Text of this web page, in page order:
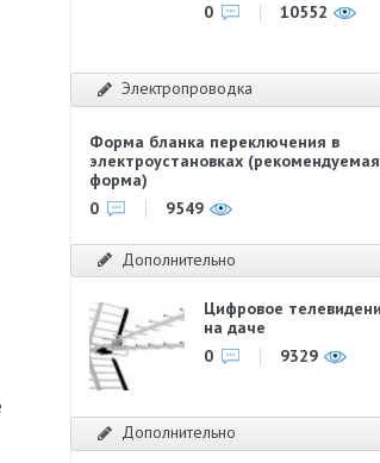
0
10552
Электропроводка
Форма бланка переключения в
электроустановках (рекомендуемая
форма)
0
9549
Дополнительно
Цифровое
на даче
0
9329
Дополнительно